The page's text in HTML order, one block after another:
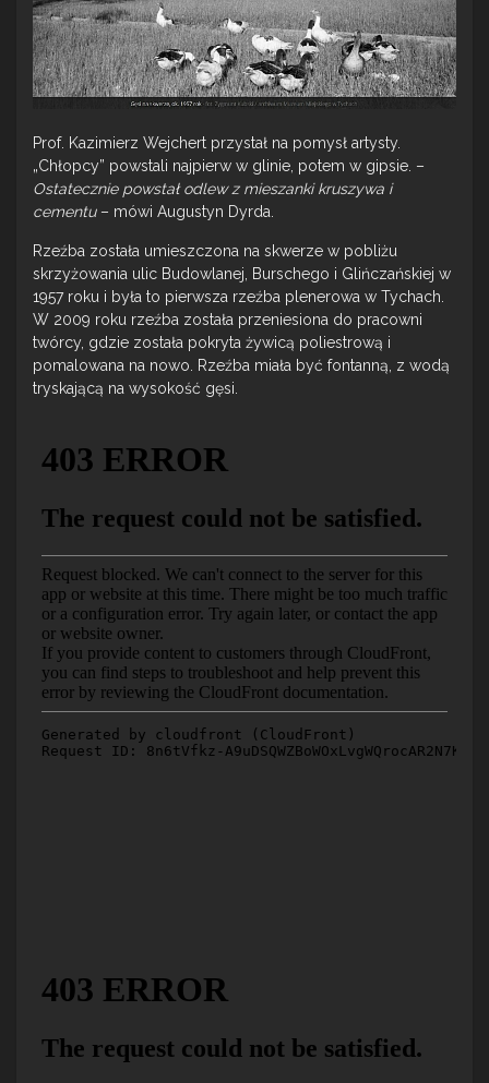
Prof. Kazimierz Wejchert przystał na pomysł artysty.
„Chłopcy” powstali najpierw w glinie, potem w gipsie. –
Ostatecznie powstał odlew z mieszanki kruszywa i
cementu– mówi Augustyn Dyrda.
Rzeźba została umieszczona na skwerze w pobliżu
skrzyżowania ulic Budowlanej, Burschego i Glińczańskiej w
1957 roku i była to pierwsza rzeźba plenerowa w Tychach.
W 2009 roku rzeźba została przeniesiona do pracowni
twórcy, gdzie została pokryta żywicą poliestrową i
pomalowana na nowo. Rzeźba miała być fontanną, z wodą
tryskającą na wysokość gęsi.